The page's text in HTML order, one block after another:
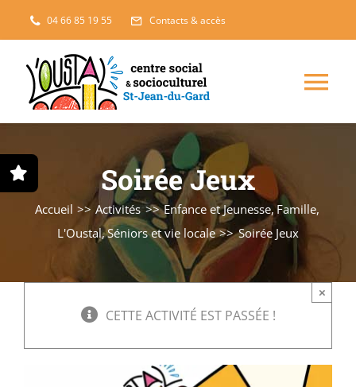
Passer
au
contenu
04 66 85 19 55 Contacts & accès
Projets solidaires
L’accueil
Soirée Jeux
Accueil Activités Enfance et Jeunesse Famille
L'Oustal Séniors et vie locale Soirée Jeux
CETTE ACTIVITÉ EST PASSÉE !
×